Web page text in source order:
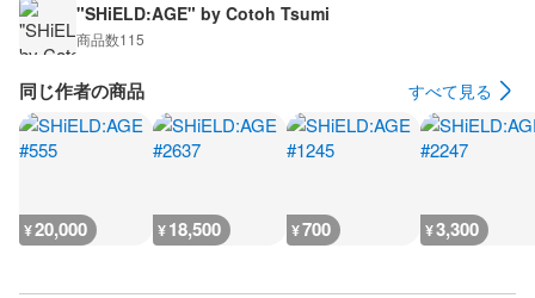
"SHiELD:AGE" by Cotoh Tsumi
商品数115
同じ作者の商品 すべて見る
¥20,000 ¥18,500 ¥700 ¥3,300